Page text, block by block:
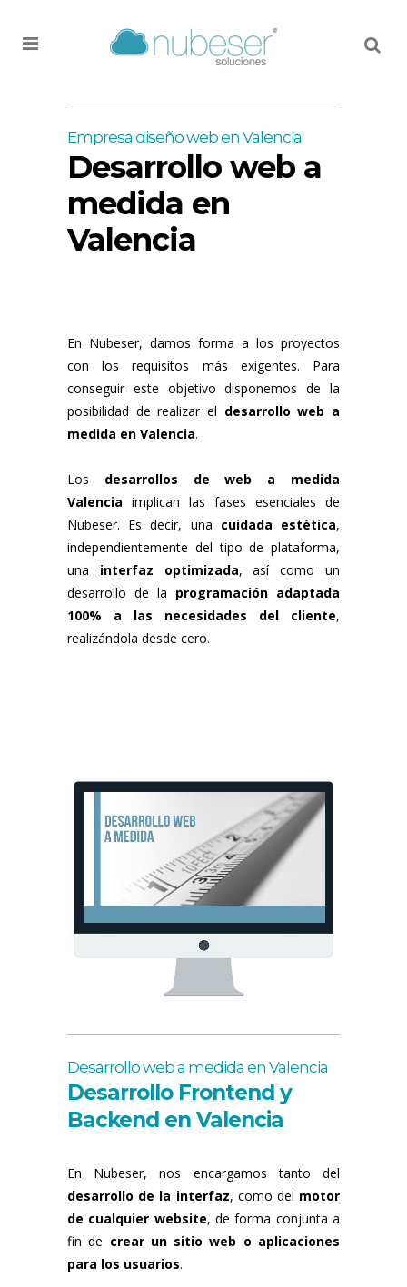
Empresa diseño web en Valencia
Desarrollo web a
medida en
Valencia
En Nubeser, damos forma a los proyectos
con los requisitos más exigentes. Para
conseguir este objetivo disponemos de la
posibilidad de realizar el desarrollo web a
medida en Valencia.
Los desarrollos de web a medida
Valencia implican las fases esenciales de
Nubeser. Es decir, una cuidada estética,
independientemente del tipo de plataforma,
una interfaz optimizada, así como un
desarrollo de la programación adaptada
100% a las necesidades del cliente,
realizándola desde cero.
Desarrollo web a medida en Valencia
Desarrollo Frontend y
Backend en Valencia
En Nubeser, nos encargamos tanto del
desarrollo de la interfaz, como del motor
de cualquier website, de forma conjunta a
fin de crear un sitio web o aplicaciones
para los usuarios.